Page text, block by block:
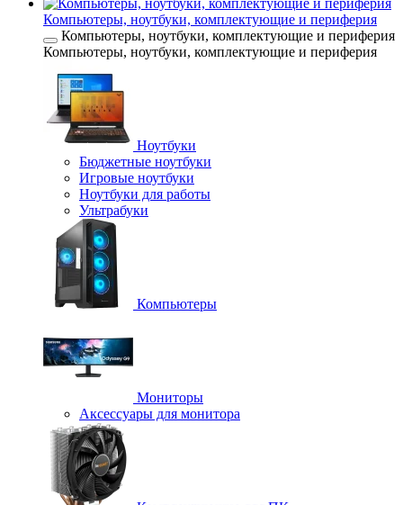
Компьютеры, ноутбуки, комплектующие и периферия
Компьютеры, ноутбуки, комплектующие и периферия
Компьютеры, ноутбуки, комплектующие и периферия
Ноутбуки
Бюджетные ноутбуки
Игровые ноутбуки
Ноутбуки для работы
Ультрабуки
Компьютеры
Мониторы
Аксессуары для монитора